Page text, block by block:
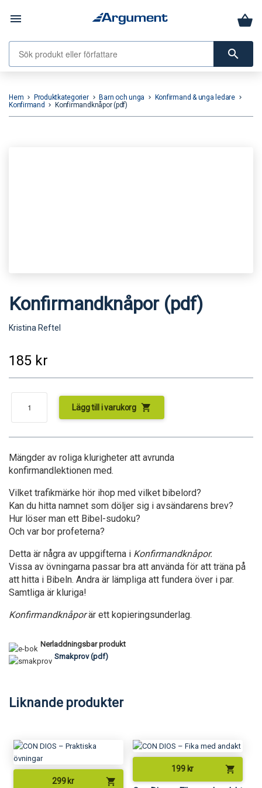
menu
search
Hem keyboard_arrow_right Produktkategorier keyboard_arrow_right Barn och unga keyboard_arrow_right Konfirmand & unga ledare keyboard_arrow_right
Konfirmand keyboard_arrow_right Konfirmandknåpor (pdf)
Konfirmandknåpor (pdf)
Kristina Reftel
185 kr
Lägg till i varukorg shopping_cart
Mängder av roliga klurigheter att avrunda
konfirmandlektionen med.
Vilket trafikmärke hör ihop med vilket bibelord?
Kan du hitta namnet som döljer sig i avsändarens brev?
Hur löser man ett Bibel-sudoku?
Och var bor profeterna?
Detta är några av uppgifterna i Konfirmandknåpor.
Vissa av övningarna passar bra att använda för att träna på
att hitta i Bibeln. Andra är lämpliga att fundera över i par.
Samtliga är kluriga!
Konfirmandknåporär ett kopieringsunderlag.
Nerladdningsbar produkt
Smakprov (pdf)
Liknande produkter
299 kr shopping_cart
199 kr shopping_cart